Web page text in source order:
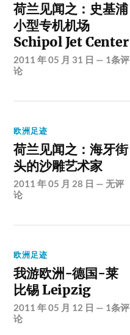
荷兰见闻之：史基浦
小型专机机场
Schipol Jet Center
2011 年 05 月 31 日 — 1条评
论
欧洲足迹
荷兰见闻之：海牙街
头的沙雕艺术家
2011 年 05 月 28 日 —无评
论
欧洲足迹
我游欧洲-德国-莱
比锡 Leipzig
2011 年 05 月 12 日 — 1条评
论